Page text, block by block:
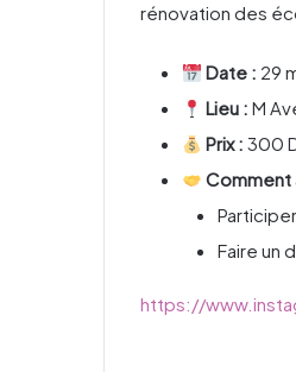
rénovation des
Date : 29
Lieu : M
Prix : 300
Comment
Faire un
https://